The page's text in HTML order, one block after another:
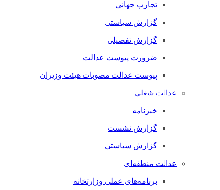
تجارب جهانی
گزارش سیاستی
گزارش تفصیلی
ضرورت پیوست عدالت
پیوست عدالت مصوبات هیئت وزیران
عدالت شغلی
خبرنامه
گزارش نشست
گزارش سیاستی
عدالت منطقه‌ای
برنامه‌های عملی وزارتخانه